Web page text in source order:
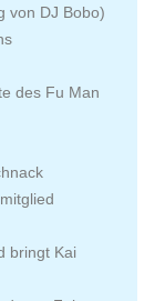
von DJ Bobo)
des Fu Man
bringt Kai